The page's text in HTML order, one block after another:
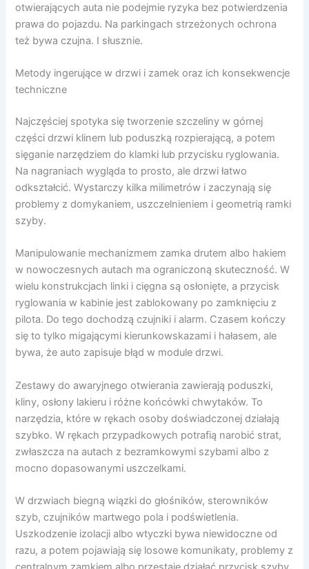
otwierających auta nie podejmie ryzyka bez potwierdzenia
prawa do pojazdu. Na parkingach strzeżonych ochrona
też bywa czujna. I słusznie.
Metody ingerujące w drzwi i zamek oraz ich konsekwencje
techniczne
Najczęściej spotyka się tworzenie szczeliny w górnej
części drzwi klinem lub poduszką rozpierającą, a potem
sięganie narzędziem do klamki lub przycisku ryglowania.
Na nagraniach wygląda to prosto, ale drzwi łatwo
odkształcić. Wystarczy kilka milimetrów i zaczynają się
problemy z domykaniem, uszczelnieniem i geometrią ramki
szyby.
Manipulowanie mechanizmem zamka drutem albo hakiem
w nowoczesnych autach ma ograniczoną skuteczność. W
wielu konstrukcjach linki i cięgna są osłonięte, a przycisk
ryglowania w kabinie jest zablokowany po zamknięciu z
pilota. Do tego dochodzą czujniki i alarm. Czasem kończy
się to tylko migającymi kierunkowskazami i hałasem, ale
bywa, że auto zapisuje błąd w module drzwi.
Zestawy do awaryjnego otwierania zawierają poduszki,
kliny, osłony lakieru i różne końcówki chwytaków. To
narzędzia, które w rękach osoby doświadczonej działają
szybko. W rękach przypadkowych potrafią narobić strat,
zwłaszcza na autach z bezramkowymi szybami albo z
mocno dopasowanymi uszczelkami.
W drzwiach biegną wiązki do głośników, sterowników
szyb, czujników martwego pola i podświetlenia.
Uszkodzenie izolacji albo wtyczki bywa niewidoczne od
razu, a potem pojawiają się losowe komunikaty, problemy z